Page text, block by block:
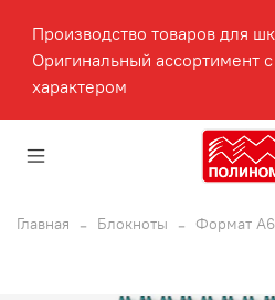
Производство товаров для
Оригинальный ассортимент
характером
Главная Блокноты Формат А6